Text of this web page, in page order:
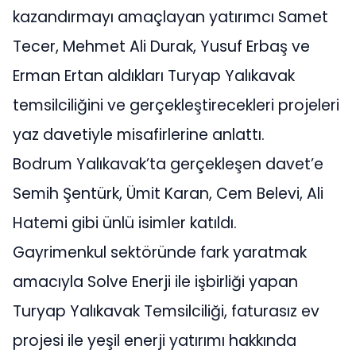
kazandırmayı amaçlayan yatırımcı Samet
Tecer, Mehmet Ali Durak, Yusuf Erbaş ve
Erman Ertan aldıkları Turyap Yalıkavak
temsilciliğini ve gerçekleştirecekleri projeleri
yaz davetiyle misafirlerine anlattı.
Bodrum Yalıkavak’ta gerçekleşen davet’e
Semih Şentürk, Ümit Karan, Cem Belevi, Ali
Hatemi gibi ünlü isimler katıldı.
Gayrimenkul sektöründe fark yaratmak
amacıyla Solve Enerji ile işbirliği yapan
Turyap Yalıkavak Temsilciliği, faturasız ev
projesi ile yeşil enerji yatırımı hakkında